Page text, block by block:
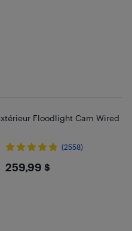
Floodlight Cam Wired
(2558)
$259.99
259,99 $